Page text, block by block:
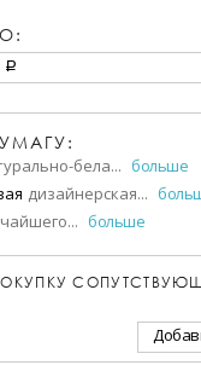
a
бела... больше
дизайнерская...
... больше